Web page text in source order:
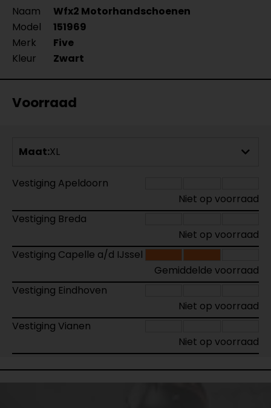
Naam
Wfx2 Motorhandschoenen
Model
151969
Merk
Five
Kleur
Zwart
Voorraad
Maat:XL
Vestiging Apeldoorn
Niet op voorraad
Vestiging Breda
Niet op voorraad
Vestiging Capelle a/d IJssel
Gemiddelde voorraad
Vestiging Eindhoven
Niet op voorraad
Vestiging Vianen
Niet op voorraad